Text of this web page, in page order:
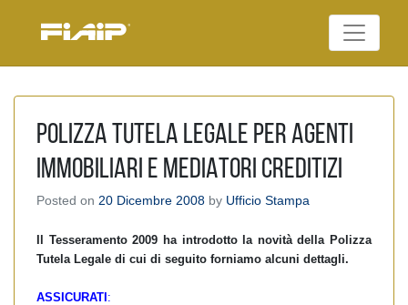
Federazione Italiana
POLIZZA TUTELA LEGALE PER AGENTI
IMMOBILIARI E MEDIATORI CREDITIZI
Posted on 20 Dicembre 2008 by Ufficio Stampa
Il Tesseramento 2009 ha introdotto la novità della Polizza
Tutela Legale di cui di seguito forniamo alcuni dettagli.
ASSICURATI: